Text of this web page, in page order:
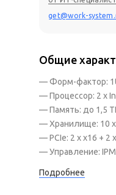
— Форм-фактор:
— Процессор: 2 x
— Память: до 1,5
— Хранилище: 10 x
— PCIe: 2 x x16 + 2
— Управление:
Подробнее
Общие
get@work-